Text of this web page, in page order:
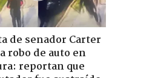
de senador Carter
robo de auto en
reportan que